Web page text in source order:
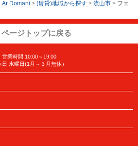
Ar Domani > (賃貸)地域から探す > 流山市 > フェ
ページトップに戻る
営業時間:10:00～19:00
日:水曜日(1月～３月無休）